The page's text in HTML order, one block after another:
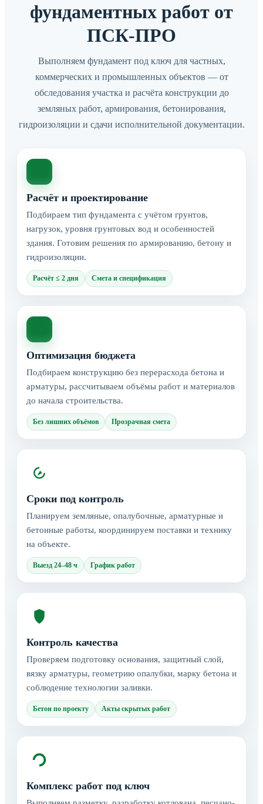
фундаментных работ от
ПСК-ПРО
Выполняем фундамент под ключ для частных,
коммерческих и промышленных объектов — от
обследования участка и расчёта конструкции до
земляных работ, армирования, бетонирования,
гидроизоляции и сдачи исполнительной документации.
Расчёт и проектирование
Подбираем тип фундамента с учётом грунтов,
нагрузок, уровня грунтовых вод и особенностей
здания. Готовим решения по армированию, бетону и
гидроизоляции.
Расчёт ≤ 2 дня Смета и спецификация
Оптимизация бюджета
Подбираем конструкцию без перерасхода бетона и
арматуры, рассчитываем объёмы работ и материалов
до начала строительства.
Без лишних объёмов Прозрачная смета
Сроки под контроль
Планируем земляные, опалубочные, арматурные и
бетонные работы, координируем поставки и технику
на объекте.
Выезд 24–48 ч График работ
Контроль качества
Проверяем подготовку основания, защитный слой,
вязку арматуры, геометрию опалубки, марку бетона и
соблюдение технологии заливки.
Бетон по проекту Акты скрытых работ
Комплекс работ под ключ